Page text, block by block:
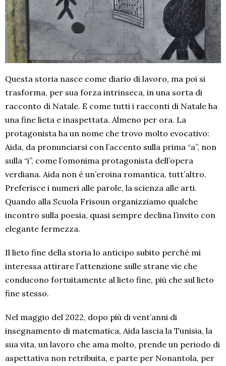
Questa storia nasce come diario di lavoro, ma poi si
trasforma, per sua forza intrinseca, in una sorta di
racconto di Natale. E come tutti i racconti di Natale ha
una fine lieta e inaspettata. Almeno per ora. La
protagonista ha un nome che trovo molto evocativo:
Aida, da pronunciarsi con l’accento sulla prima “a”, non
sulla “i”, come l’omonima protagonista dell’opera
verdiana. Aida non è un’eroina romantica, tutt’altro.
Preferisce i numeri alle parole, la scienza alle arti.
Quando alla Scuola Frisoun organizziamo qualche
incontro sulla poesia, quasi sempre declina l’invito con
elegante fermezza.
Il lieto fine della storia lo anticipo subito perché mi
interessa attirare l’attenzione sulle strane vie che
conducono fortuitamente al lieto fine, più che sul lieto
fine stesso.
Nel maggio del 2022, dopo più di vent’anni di
insegnamento di matematica, Aida lascia la Tunisia, la
sua vita, un lavoro che ama molto, prende un periodo di
aspettativa non retribuita, e parte per Nonantola, per